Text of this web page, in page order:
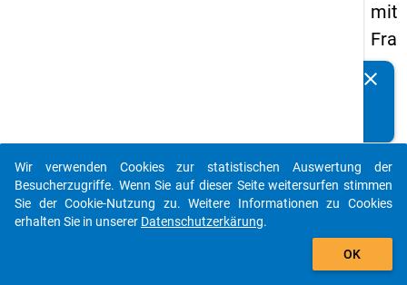
mit
Fra
ge
de
n
Au
clear
auto_stories
add_shopping_cart
Wir verwenden Cookies zur statistischen Auswertung der
Besucherzugriffe. Wenn Sie auf dieser Seite weitersurfen stimmen
Sie der Cookie-Nutzung zu. Weitere Informationen zu Cookies
erhalten Sie in unserer Datenschutzerkärung.
OK